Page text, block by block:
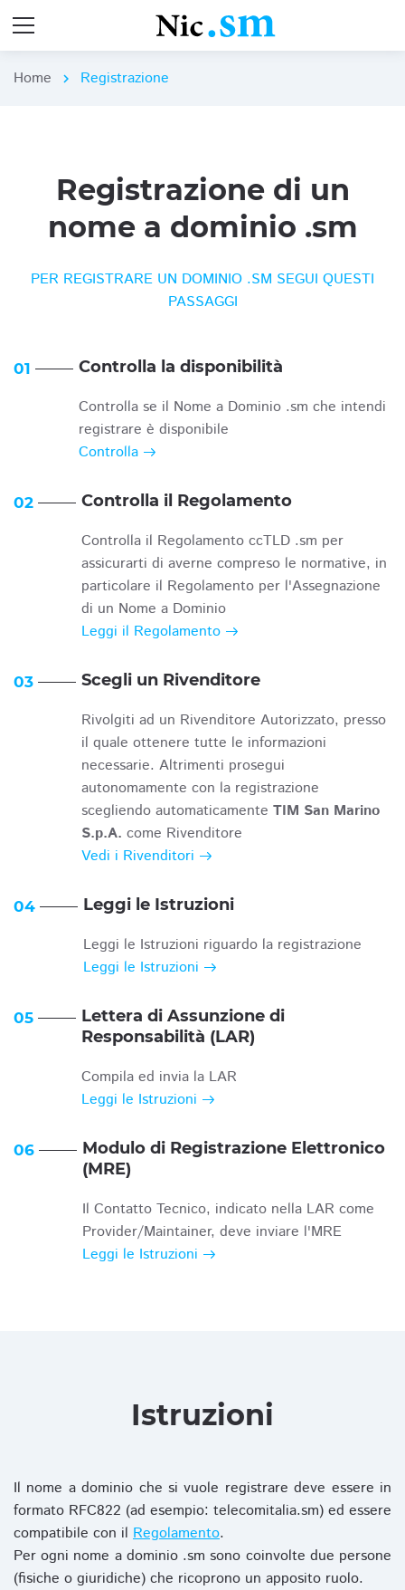
Home chevron_right Registrazione
Registrazione di un
nome a dominio .sm
PER REGISTRARE UN DOMINIO .SM SEGUI QUESTI
PASSAGGI
01 Controlla la disponibilità
Controlla se il Nome a Dominio .sm che intendi
registrare è disponibile
Controlla
02 Controlla il Regolamento
Controlla il Regolamento ccTLD .sm per
assicurarti di averne compreso le normative, in
particolare il Regolamento per l'Assegnazione
di un Nome a Dominio
Leggi il Regolamento
03 Scegli un Rivenditore
Rivolgiti ad un Rivenditore Autorizzato, presso
il quale ottenere tutte le informazioni
necessarie. Altrimenti prosegui
autonomamente con la registrazione
scegliendo automaticamente TIM San Marino
S.p.A. come Rivenditore
Vedi i Rivenditori
04 Leggi le Istruzioni
Leggi le Istruzioni riguardo la registrazione
Leggi le Istruzioni
05
Lettera di Assunzione di
Responsabilità (LAR)
Compila ed invia la LAR
Leggi le Istruzioni
06
Modulo di Registrazione Elettronico
(MRE)
Il Contatto Tecnico, indicato nella LAR come
Provider/Maintainer, deve inviare l'MRE
Leggi le Istruzioni
Istruzioni
Il nome a dominio che si vuole registrare deve essere in
formato RFC822 (ad esempio: telecomitalia.sm) ed essere
compatibile con il Regolamento.
Per ogni nome a dominio .sm sono coinvolte due persone
(fisiche o giuridiche) che ricoprono un apposito ruolo.